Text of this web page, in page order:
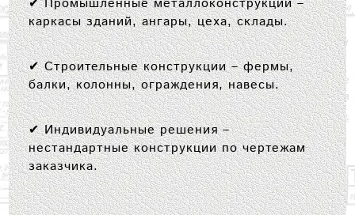
каркасы зданий, ангары, цеха, склады.
✔Строительные конструкции– фермы,
балки, колонны, ограждения, навесы.
✔Индивидуальные решения–
нестандартные конструкции по чертежам
заказчика.